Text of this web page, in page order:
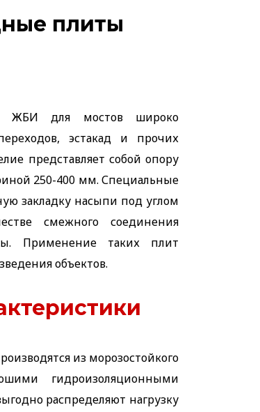
плиты
ЖБИ для мостов широко
эстакад и прочих
представляет собой опору
250-400 мм. Специальные
закладку насыпи под углом
смежного соединения
Применение таких плит
объектов.
из морозостойкого
гидроизоляционными
распределяют нагрузку